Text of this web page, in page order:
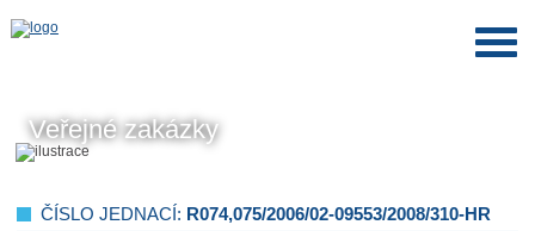
Veřejné zakázky
ČÍSLO JEDNACÍ: R074,075/2006/02-09553/2008/310-HR